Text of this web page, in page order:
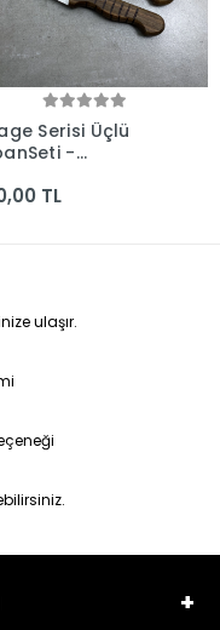
Serisi Üçlü
-
TL
ulaşır.